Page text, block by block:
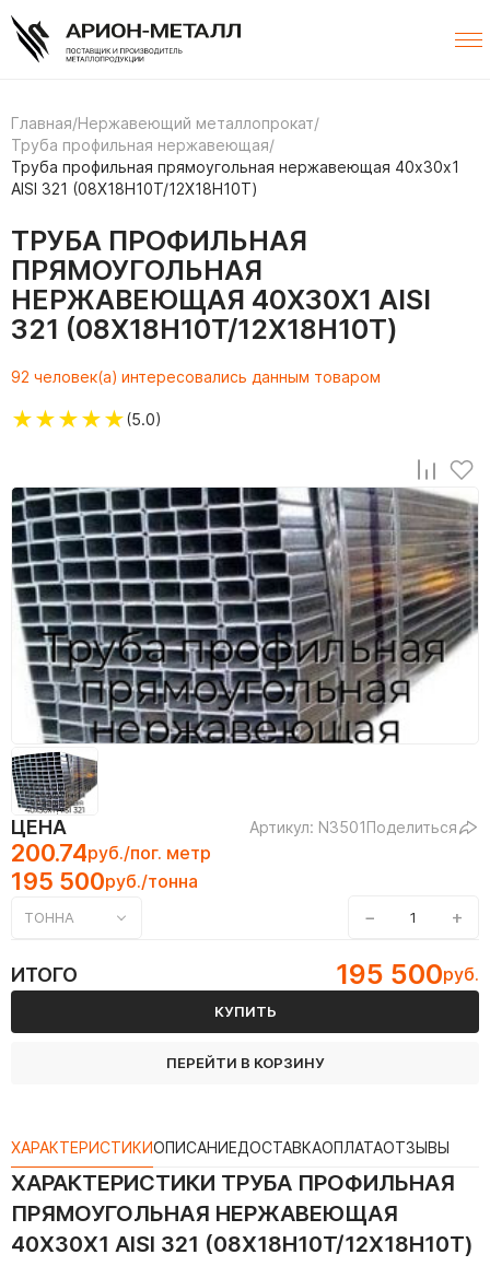
Главная/Нержавеющий металлопрокат/
Труба профильная нержавеющая/
Труба профильная прямоугольная нержавеющая 40х30х1
AISI 321 (08Х18Н10Т/12Х18Н10Т)
ТРУБА ПРОФИЛЬНАЯ
ПРЯМОУГОЛЬНАЯ
НЕРЖАВЕЮЩАЯ 40Х30Х1 AISI
321 (08Х18Н10Т/12Х18Н10Т)
92 человек(а) интересовались данным товаром
★★★★★(5.0)
ЦЕНА Артикул: N3501Поделиться
200.74руб./пог. метр
195 500руб./тонна
ТОННА − +
ИТОГО 195 500руб.
КУПИТЬ
ПЕРЕЙТИ В КОРЗИНУ
ХАРАКТЕРИСТИКИОПИСАНИЕДОСТАВКАОПЛАТАОТЗЫВЫ
ХАРАКТЕРИСТИКИ ТРУБА ПРОФИЛЬНАЯ
ПРЯМОУГОЛЬНАЯ НЕРЖАВЕЮЩАЯ
40Х30Х1 AISI 321 (08Х18Н10Т/12Х18Н10Т)